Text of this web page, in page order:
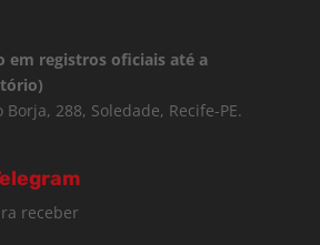
em registros oficiais até a
Borja, 288, Soledade, Recife-PE.
receber